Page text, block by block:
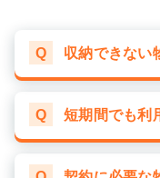
Q 収納できない
Q 短期間でも利